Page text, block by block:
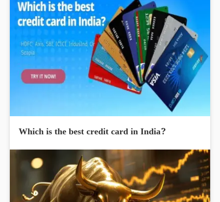
Which is the best credit card in India?